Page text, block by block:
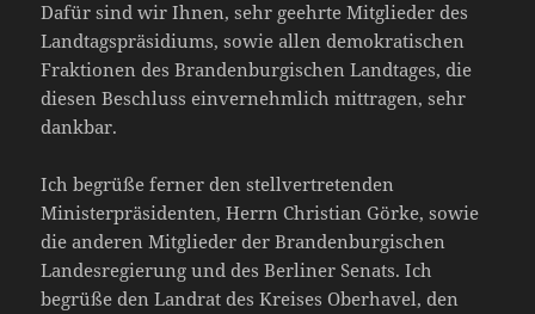
Dafür sind wir Ihnen, sehr geehrte Mitglieder des
Landtagspräsidiums, sowie allen demokratischen
Fraktionen des Brandenburgischen Landtages, die
diesen Beschluss einvernehmlich mittragen, sehr
dankbar.
Ich begrüße ferner den stellvertretenden
Ministerpräsidenten, Herrn Christian Görke, sowie
die anderen Mitglieder der Brandenburgischen
Landesregierung und des Berliner Senats. Ich
begrüße den Landrat des Kreises Oberhavel, den